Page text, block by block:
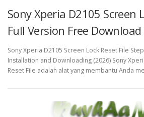
Sony Xperia D2105 Screen
Full Version Free
Sony Xperia D2105 Screen Lock Reset File
Installation and Downloading (2026) Sony
Reset File adalah alat yang membantu Anda